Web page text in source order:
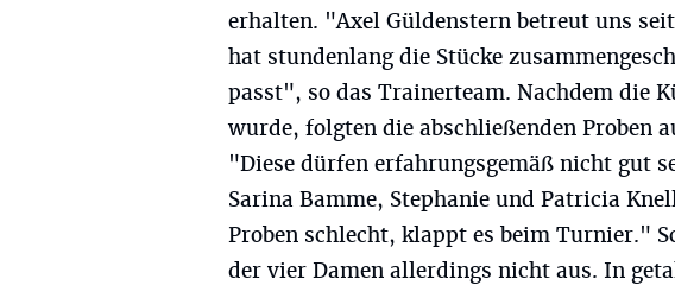
erhalten. "Axel Güldenstern betreut uns
hat stundenlang die Stücke
passt", so das Trainerteam. Nachdem die
wurde, folgten die abschließenden Proben
"Diese dürfen erfahrungsgemäß nicht gut
Sarina Bamme, Stephanie und Patricia
Proben schlecht, klappt es beim Turnier."
der vier Damen allerdings nicht aus. In